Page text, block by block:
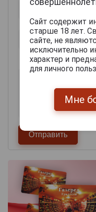
Сайт содержит
старше 18 лет.
сайте, не
исключительно
характер и
для личного
Мне